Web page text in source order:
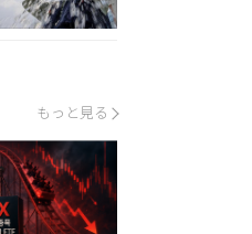
もっと見る